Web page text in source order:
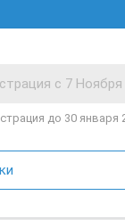
до 30 января